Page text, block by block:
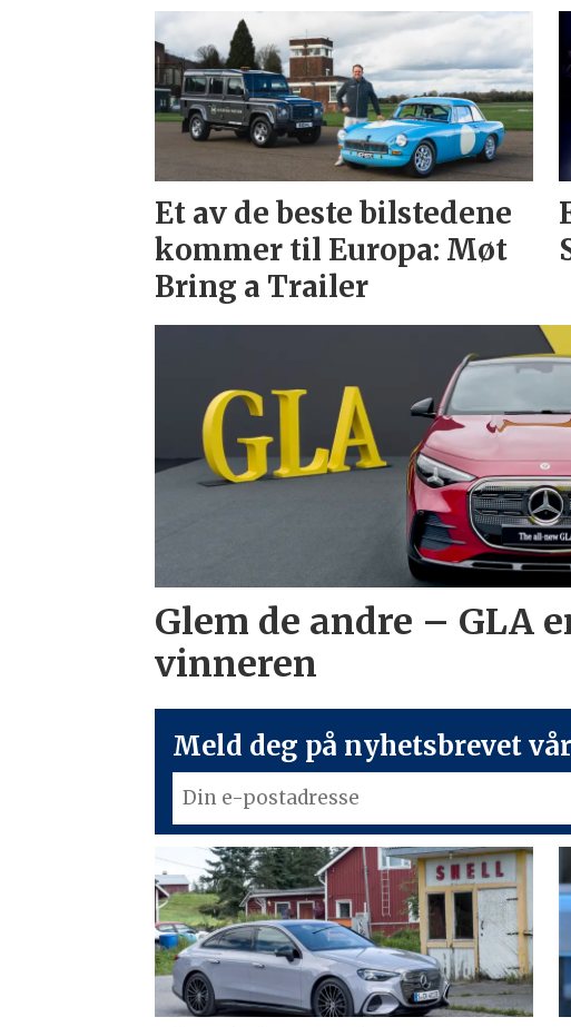
Et av de beste bilstedene
kommer til Europa: Møt
Bring a Trailer
Glem de andre – GLA
vinneren
Meld deg på nyhetsbrevet